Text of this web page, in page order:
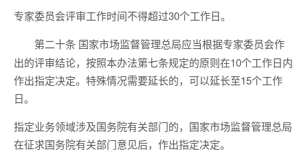
专家委员会评审工作时间不得超过30个工作日。
第二十条 国家市场监督管理总局应当根据专家委员会作
出的评审结论，按照本办法第七条规定的原则在10个工作日内
作出指定决定。特殊情况需要延长的，可以延长至15个工作
日。
指定业务领域涉及国务院有关部门的，国家市场监督管理总局
在征求国务院有关部门意见后，作出指定决定。